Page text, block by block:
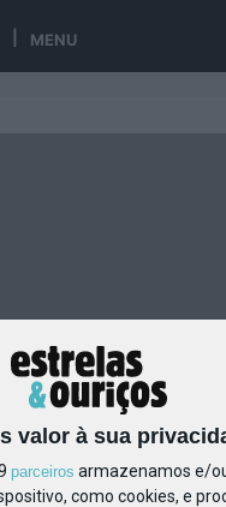
MENU
valor à sua
parceiros armazenamos e/
como cookies, e